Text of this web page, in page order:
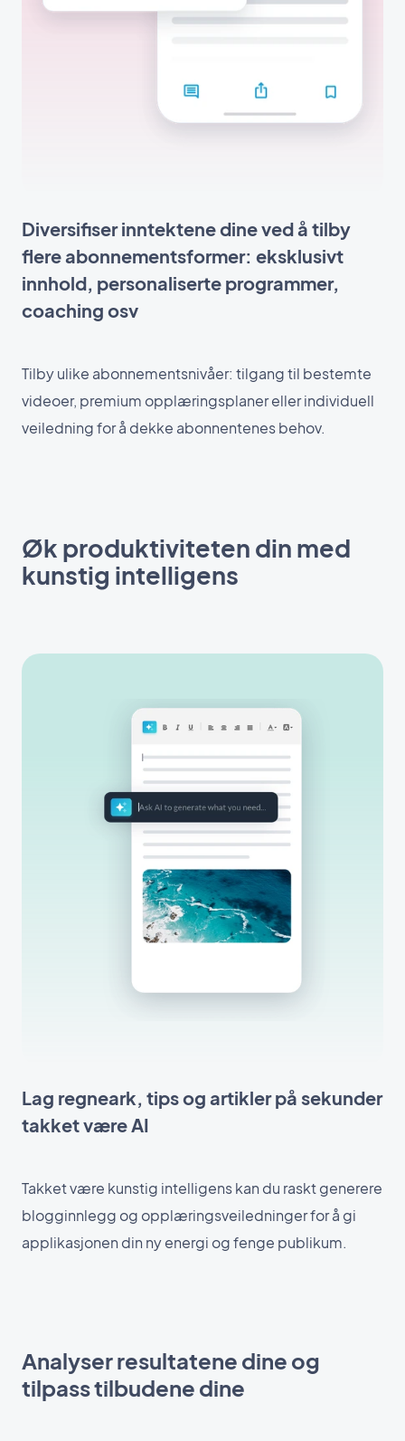
Diversifiser inntektene dine ved å tilby
flere abonnementsformer: eksklusivt
innhold, personaliserte programmer,
coaching osv
Tilby ulike abonnementsnivåer: tilgang til bestemte
videoer, premium opplæringsplaner eller individuell
veiledning for å dekke abonnentenes behov.
Øk produktiviteten din med
kunstig intelligens
Lag regneark, tips og artikler på sekunder
takket være AI
Takket være kunstig intelligens kan du raskt generere
blogginnlegg og opplæringsveiledninger for å gi
applikasjonen din ny energi og fenge publikum.
Analyser resultatene dine og
tilpass tilbudene dine